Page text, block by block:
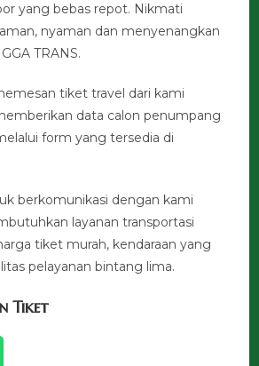
yang bebas repot. Nikmati
nyaman dan menyenangkan
TRANS.
tiket travel dari kami
data calon penumpang
form yang tersedia di
berkomunikasi dengan kami
layanan transportasi
tiket murah, kendaraan yang
pelayanan bintang lima.
Tiket